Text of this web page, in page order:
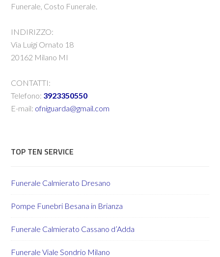
Funerale, Costo Funerale.
INDIRIZZO:
Via Luigi Ornato 18
20162 Milano MI
CONTATTI:
Telefono: 3923350550
E-mail: ofniguarda@gmail.com
TOP TEN SERVICE
Funerale Calmierato Dresano
Pompe Funebri Besana in Brianza
Funerale Calmierato Cassano d’Adda
Funerale Viale Sondrio Milano